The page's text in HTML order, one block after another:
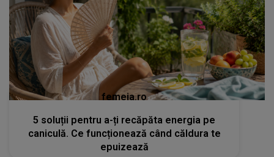
femeia.ro
5 soluții pentru a-ți recăpăta energia pe
caniculă. Ce funcționează când căldura te
epuizează